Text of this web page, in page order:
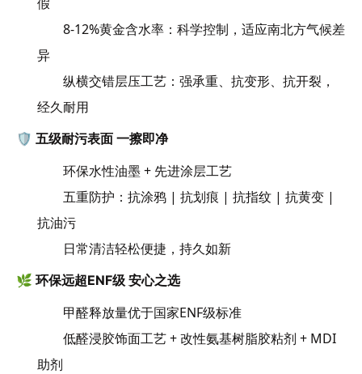
8-12%黄金含水率：科学控制，适应南北方气候差
异
纵横交错层压工艺：强承重、抗变形、抗开裂，
经久耐用
🛡️ 五级耐污表面 一擦即净
环保水性油墨 + 先进涂层工艺
五重防护：抗涂鸦 | 抗划痕 | 抗指纹 | 抗黄变 |
抗油污
日常清洁轻松便捷，持久如新
🌿 环保远超ENF级 安心之选
甲醛释放量优于国家ENF级标准
低醛浸胶饰面工艺 + 改性氨基树脂胶粘剂 + MDI
助剂